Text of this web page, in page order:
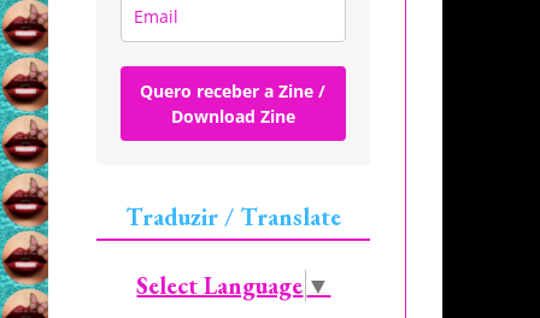
Quero receber a Zine /
Download Zine
Traduzir / Translate
Select Language ▼